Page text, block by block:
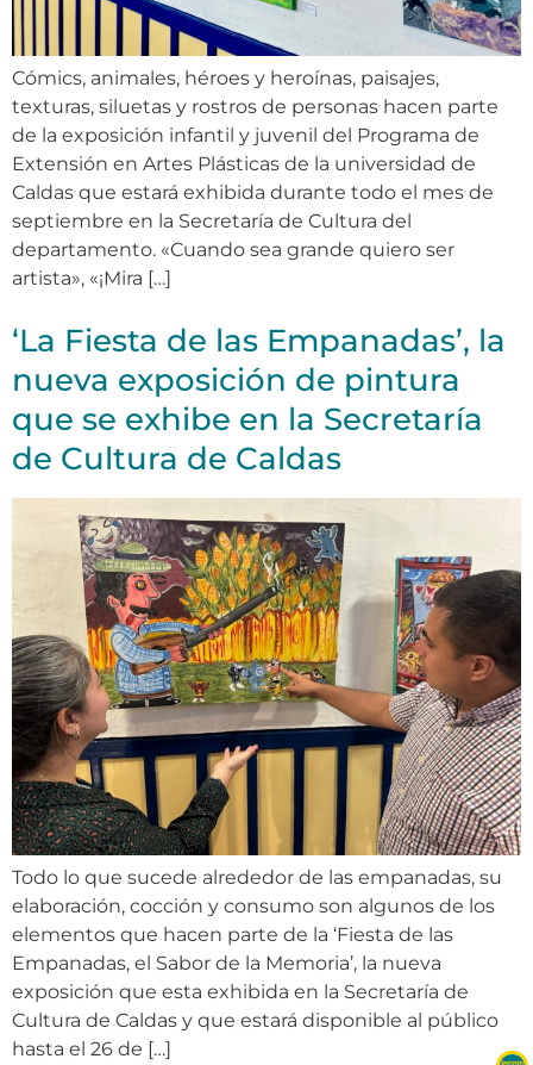
Cómics, animales, héroes y heroínas, paisajes,
texturas, siluetas y rostros de personas hacen parte
de la exposición infantil y juvenil del Programa de
Extensión en Artes Plásticas de la universidad de
Caldas que estará exhibida durante todo el mes de
septiembre en la Secretaría de Cultura del
departamento. «Cuando sea grande quiero ser
artista», «¡Mira […]
‘La Fiesta de las Empanadas’, la
nueva exposición de pintura
que se exhibe en la Secretaría
de Cultura de Caldas
Todo lo que sucede alrededor de las empanadas, su
elaboración, cocción y consumo son algunos de los
elementos que hacen parte de la ‘Fiesta de las
Empanadas, el Sabor de la Memoria’, la nueva
exposición que esta exhibida en la Secretaría de
Cultura de Caldas y que estará disponible al público
hasta el 26 de […]